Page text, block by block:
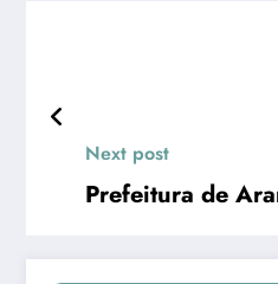
Next post
Prefeitura de